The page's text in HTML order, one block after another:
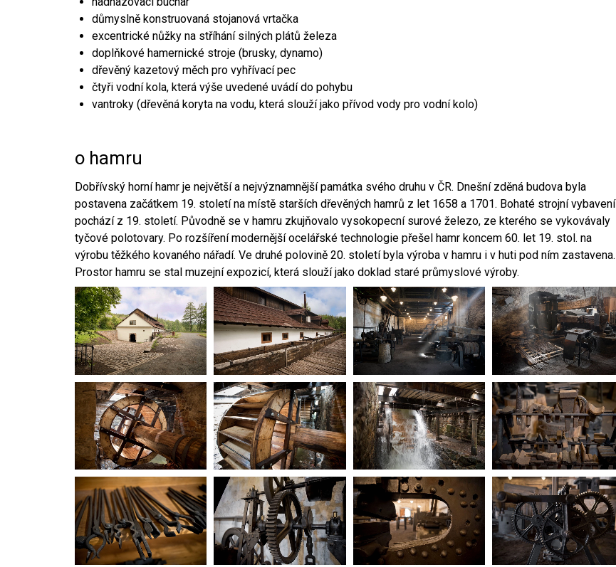
důmyslně konstruovaná stojanová vrtačka
excentrické nůžky na stříhání silných plátů železa
doplňkové hamernické stroje (brusky, dynamo)
dřevěný kazetový měch pro vyhřívací pec
čtyři vodní kola, která výše uvedené uvádí do pohybu
vantroky (dřevěná koryta na vodu, která slouží jako přívod vody pro vodní kolo)
o hamru
Dobřívský horní hamr je největší a nejvýznamnější památka svého druhu v ČR. Dnešní zděná budova byla
postavena začátkem 19. století na místě starších dřevěných hamrů z let 1658 a 1701. Bohaté strojní vybavení
pochází z 19. století. Původně se v hamru zkujňovalo vysokopecní surové železo, ze kterého se vykovávaly
tyčové polotovary. Po rozšíření modernější ocelářské technologie přešel hamr koncem 60. let 19. stol. na
výrobu těžkého kovaného nářadí. Ve druhé polovině 20. století byla výroba v hamru i v huti pod ním zastavena.
Prostor hamru se stal muzejní expozicí, která slouží jako doklad staré průmyslové výroby.